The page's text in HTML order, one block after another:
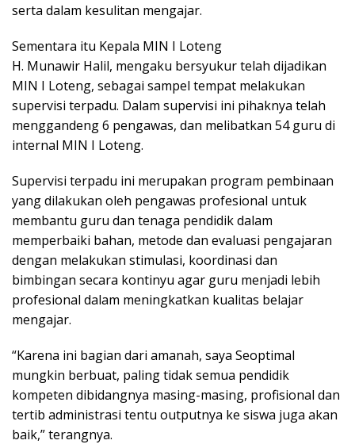
serta dalam kesulitan mengajar.
Sementara itu Kepala MIN I Loteng
H. Munawir Halil, mengaku bersyukur telah dijadikan
MIN I Loteng, sebagai sampel tempat melakukan
supervisi terpadu. Dalam supervisi ini pihaknya telah
menggandeng 6 pengawas, dan melibatkan 54 guru di
internal MIN I Loteng.
Supervisi terpadu ini merupakan program pembinaan
yang dilakukan oleh pengawas profesional untuk
membantu guru dan tenaga pendidik dalam
memperbaiki bahan, metode dan evaluasi pengajaran
dengan melakukan stimulasi, koordinasi dan
bimbingan secara kontinyu agar guru menjadi lebih
profesional dalam meningkatkan kualitas belajar
mengajar.
“Karena ini bagian dari amanah, saya Seoptimal
mungkin berbuat, paling tidak semua pendidik
kompeten dibidangnya masing-masing, profisional dan
tertib administrasi tentu outputnya ke siswa juga akan
baik,” terangnya.